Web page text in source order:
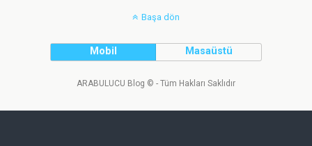
Başa dön
Mobil Masaüstü
ARABULUCU Blog © - Tüm Hakları Saklıdır